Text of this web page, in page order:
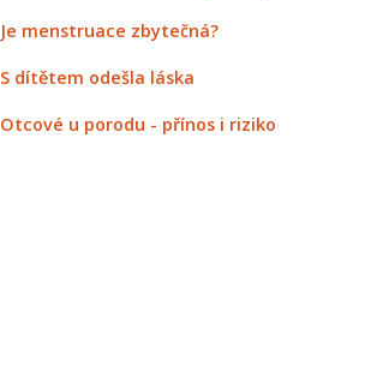
Je menstruace zbytečná?
S dítětem odešla láska
Otcové u porodu - přínos i riziko